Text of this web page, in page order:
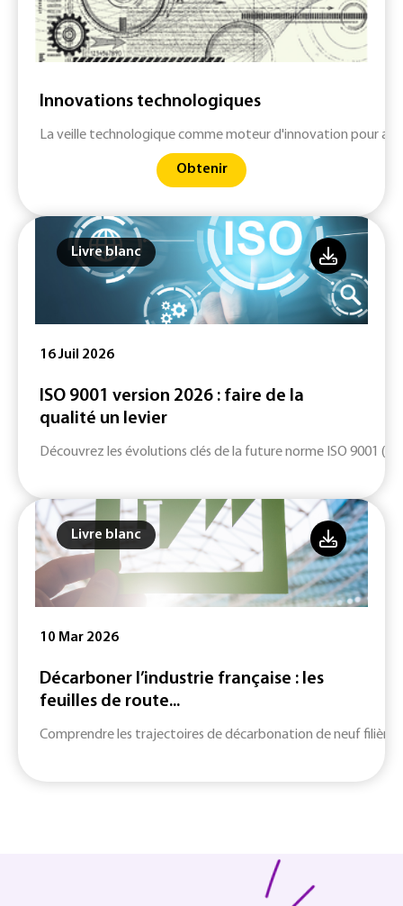
Innovations technologiques
La veille technologique comme moteur d'innovation pour
Obtenir
Livre blanc
16 Juil 2026
ISO 9001 version 2026 : faire de la
qualité un levier
Découvrez les évolutions clés de la future norme ISO 9001
Livre blanc
10 Mar 2026
Décarboner l’industrie française : les
feuilles de route...
Comprendre les trajectoires de décarbonation de neuf